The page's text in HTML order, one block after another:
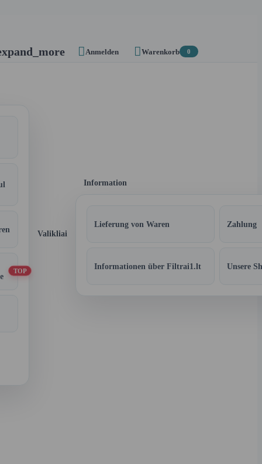
 Anmelden Warenkorb 0
TOP
Valikliai
Information
Lieferung von Waren Zahlung
Informationen über Filtrai1.lt Unsere